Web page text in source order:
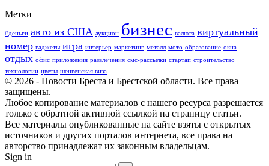
Метки
#деньги авто из США аукцион бизнес валюта виртуальный
номер гаджеты игра интерьер маркетинг металл мото образование окна
отдых офис приложения развлечения смс-рассылки стартап строительство
технологии цветы шенгенская виза
© 2026 - Новости Бреста и Брестской области. Все права
защищены.
Любое копирование материалов с нашего ресурса разрешается
только с обратной активной ссылкой на страницу статьи.
Все материалы опубликованные на сайте взяты с открытых
источников и других порталов интернета, все права на
авторство принадлежат их законным владельцам.
Sign in